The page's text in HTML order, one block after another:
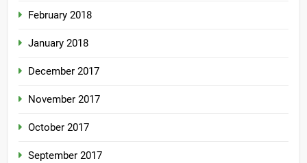
February 2018
January 2018
December 2017
November 2017
October 2017
September 2017